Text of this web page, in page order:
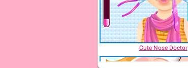
Cute Nose Doctor